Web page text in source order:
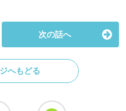
次の話へ
へもどる